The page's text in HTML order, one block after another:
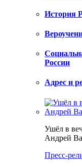
История
России
Адрес и
Ушёл в
Андрей
Пресс-